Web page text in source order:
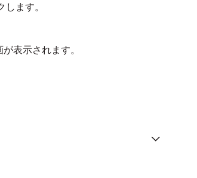
ます。
表示されます。